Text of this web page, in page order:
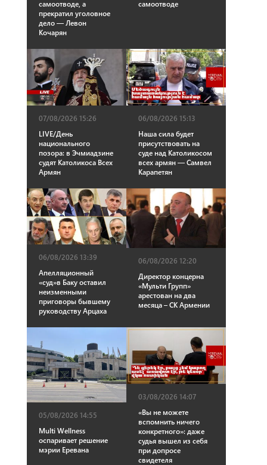
самоотводе, а
прекратил уголовное
дело — Левон
Кочарян
самоотводе
07/08/2026 15:26
LIVE/День
национального
позора: в Эчмиадзине
судят Католикоса Всех
Армян
06/08/2026 15:13
Наша сила будет
присутствовать на
суде над Католикосом
всех армян — Самвел
Карапетян
06/08/2026 13:39
Апелляционный
«суд»в Баку оставил
неизменными
приговоры бывшему
руководству Арцаха
06/08/2026 12:20
Директор концерна
«Мульти Групп»
арестован на два
месяца – СК Армении
05/08/2026 14:55
Multi Wellness
оспаривает решение
мэрии Еревана
03/08/2026 14:07
«Вы не можете
вспомнить ничего
конкретного»: даже
судья вышел из себя
при допросе
свидетеля